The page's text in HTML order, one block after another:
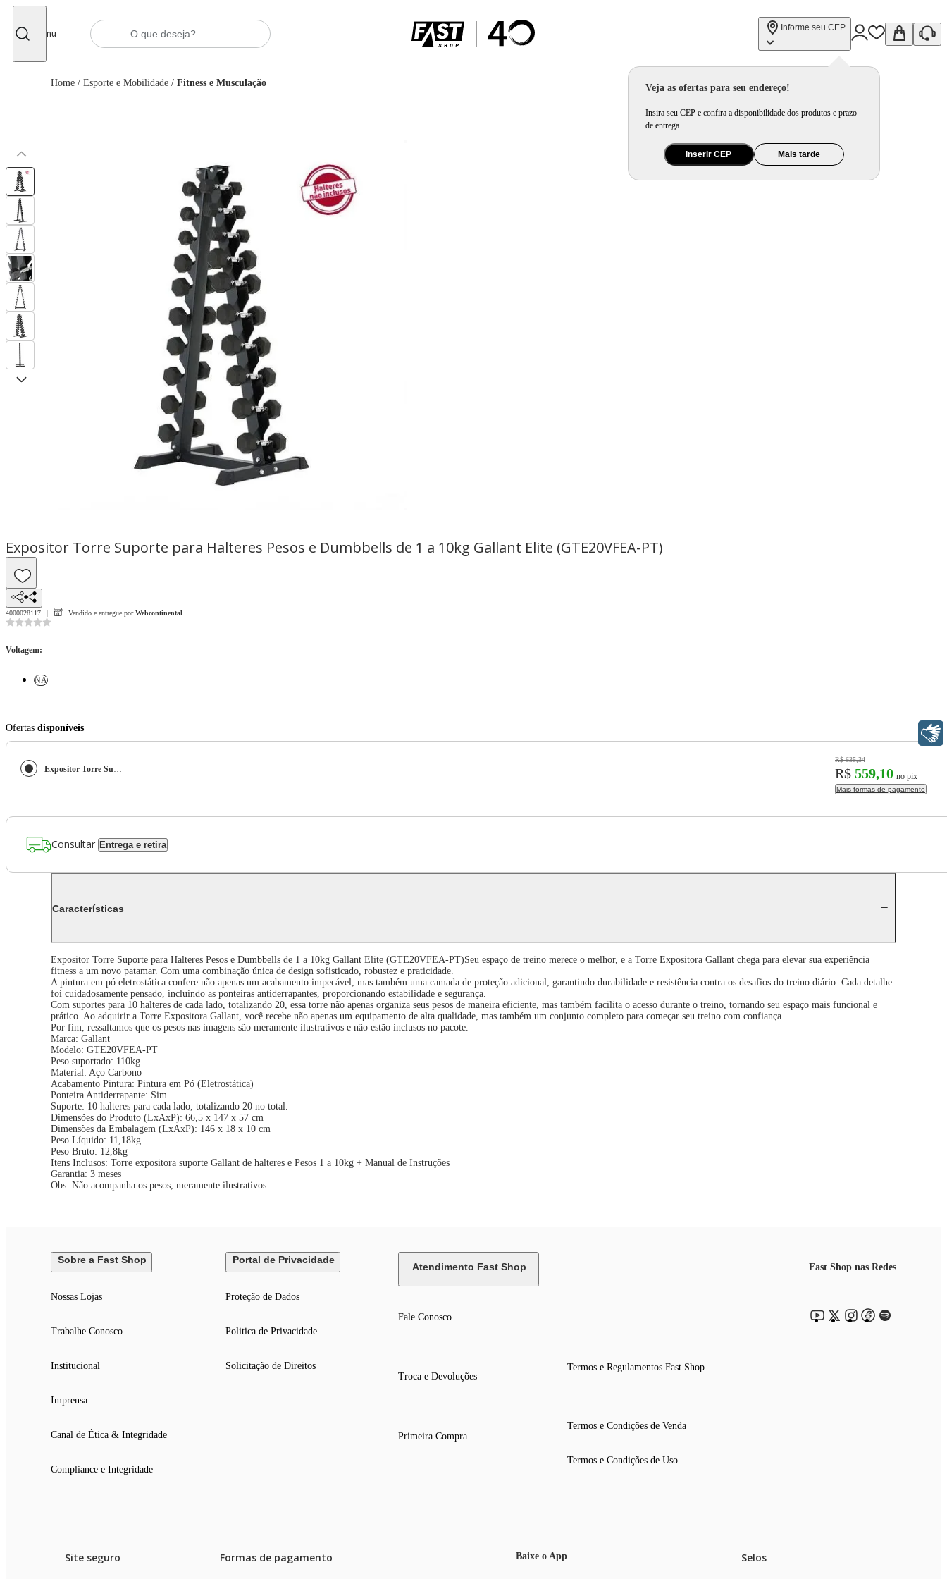
Menu
Informe seu CEP
Veja as ofertas para seu endereço!
Insira seu CEP e confira a disponibilidade dos produtos e prazo
de entrega.
Inserir CEP Mais tarde
Home / Esporte e Mobilidade / Fitness e Musculação
Expositor Torre Suporte para Halteres Pesos e Dumbbells de 1 a 10kg Gallant Elite (GTE20VFEA-PT)
4000028117 Vendido e entregue por Webcontinental
Voltagem:
NA
Ofertas disponíveis
Expositor Torre Suporte para Halteres Pesos e Dumbbells de 1 a 10kg Gallant Elite (GTE20VFEA-PT)
R$ 635,34
R$ 559,10 no pix
Mais formas de pagamento
Consultar Entrega e retira
Características
Expositor Torre Suporte para Halteres Pesos e Dumbbells de 1 a 10kg Gallant Elite (GTE20VFEA-PT)Seu espaço de treino merece o melhor, e a Torre Expositora Gallant chega para elevar sua experiência
fitness a um novo patamar. Com uma combinação única de design sofisticado, robustez e praticidade.
A pintura em pó eletrostática confere não apenas um acabamento impecável, mas também uma camada de proteção adicional, garantindo durabilidade e resistência contra os desafios do treino diário. Cada detalhe
foi cuidadosamente pensado, incluindo as ponteiras antiderrapantes, proporcionando estabilidade e segurança.
Com suportes para 10 halteres de cada lado, totalizando 20, essa torre não apenas organiza seus pesos de maneira eficiente, mas também facilita o acesso durante o treino, tornando seu espaço mais funcional e
prático. Ao adquirir a Torre Expositora Gallant, você recebe não apenas um equipamento de alta qualidade, mas também um conjunto completo para começar seu treino com confiança.
Por fim, ressaltamos que os pesos nas imagens são meramente ilustrativos e não estão inclusos no pacote.
Marca: Gallant
Modelo: GTE20VFEA-PT
Peso suportado: 110kg
Material: Aço Carbono
Acabamento Pintura: Pintura em Pó (Eletrostática)
Ponteira Antiderrapante: Sim
Suporte: 10 halteres para cada lado, totalizando 20 no total.
Dimensões do Produto (LxAxP): 66,5 x 147 x 57 cm
Dimensões da Embalagem (LxAxP): 146 x 18 x 10 cm
Peso Líquido: 11,18kg
Peso Bruto: 12,8kg
Itens Inclusos: Torre expositora suporte Gallant de halteres e Pesos 1 a 10kg + Manual de Instruções
Garantia: 3 meses
Obs: Não acompanha os pesos, meramente ilustrativos.
Sobre a Fast Shop
Nossas Lojas
Trabalhe Conosco
Institucional
Imprensa
Canal de Ética & Integridade
Compliance e Integridade
Portal de Privacidade
Proteção de Dados
Politica de Privacidade
Solicitação de Direitos
Atendimento Fast Shop
Fale Conosco
Troca e Devoluções
Primeira Compra
Termos e Regulamentos Fast Shop
Termos e Condições de Venda
Termos e Condições de Uso
Fast Shop nas Redes
Site seguro Formas de pagamento Baixe o App Selos